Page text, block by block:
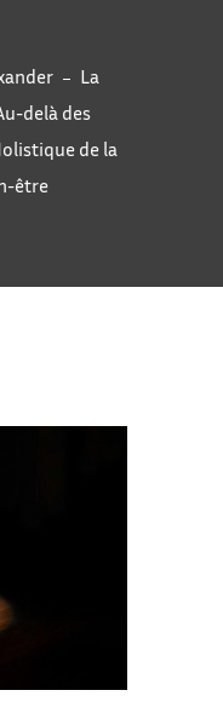
La
delà des
de la
être